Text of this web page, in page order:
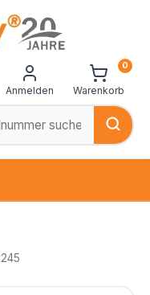
Anmelden Warenkorb
0